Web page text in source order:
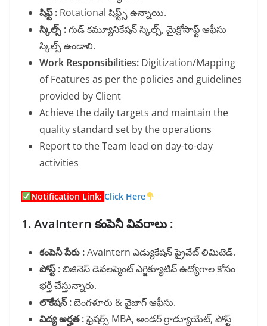
షిఫ్ట్ : Rotational షిఫ్ట్స్ ఉన్నాయి.
స్కిల్స్ :గుడ్ కమ్యూనికేషన్ స్కిల్స్, మైక్రోసాఫ్ట్ ఆఫీసు
స్కిల్స్ ఉండాలి.
Work Responsibilities: Digitization/Mapping
of Features as per the policies and guidelines
provided by Client
Achieve the daily targets and maintain the
quality standard set by the operations
Report to the Team lead on day-to-day
activities
Notification Link: Click Here
1. AvaIntern కంపెనీ వివరాలు :
కంపెనీ పేరు :AvaIntern ఎడ్యుకేషన్ ప్రైవేట్ లిమిటెడ్.
పోస్ట్ :బిజినెస్ డెవలప్మెంట్ ఎగ్జిక్యూటివ్ ఉద్యోగాల కోసం
భర్తీ చేస్తున్నారు.
లొకేషన్ :బెంగళూరు & వైజాగ్ ఆఫీసు.
విద్య అర్హత :ఫ్రెషర్స్ MBA, అండర్ గ్రాడ్యూయేట్, పోస్ట్